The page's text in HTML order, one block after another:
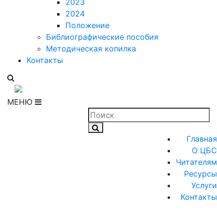
2023
2024
Положение
Библиографические пособия
Методическая копилка
Контакты
МЕНЮ
Главная
О ЦБС
Читателям
Ресурсы
Услуги
Контакты